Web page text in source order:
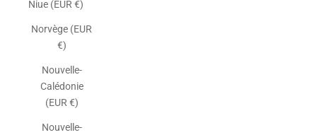
Niue (EUR €)
Norvège (EUR
€)
Nouvelle-
Calédonie
(EUR €)
Nouvelle-